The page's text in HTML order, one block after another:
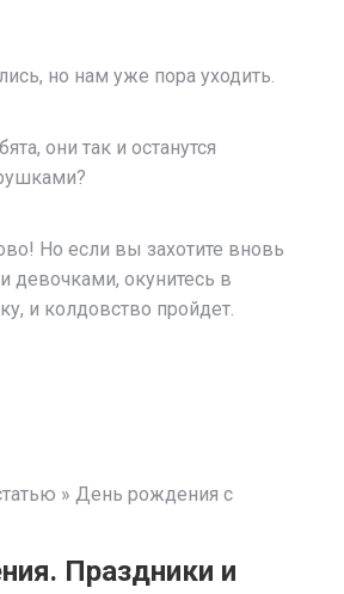
но нам уже пора уходить.
они так и останутся
Но если вы захотите вновь
девочками, окунитесь в
и колдовство пройдет.
» День рождения с
Праздники и